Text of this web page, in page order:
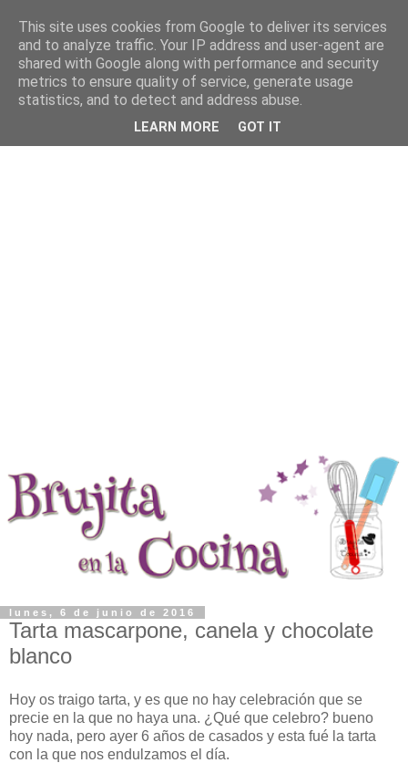
lunes, 6 de junio de 2016
Tarta mascarpone, canela y chocolate
blanco
Hoy os traigo tarta, y es que no hay celebración que se
precie en la que no haya una. ¿Qué que celebro? bueno
hoy nada, pero ayer 6 años de casados y esta fué la tarta
con la que nos endulzamos el día.
This site uses cookies from Google to deliver its services
and to analyze traffic. Your IP address and user-agent are
shared with Google along with performance and security
metrics to ensure quality of service, generate usage
statistics, and to detect and address abuse.
LEARN MORE GOT IT